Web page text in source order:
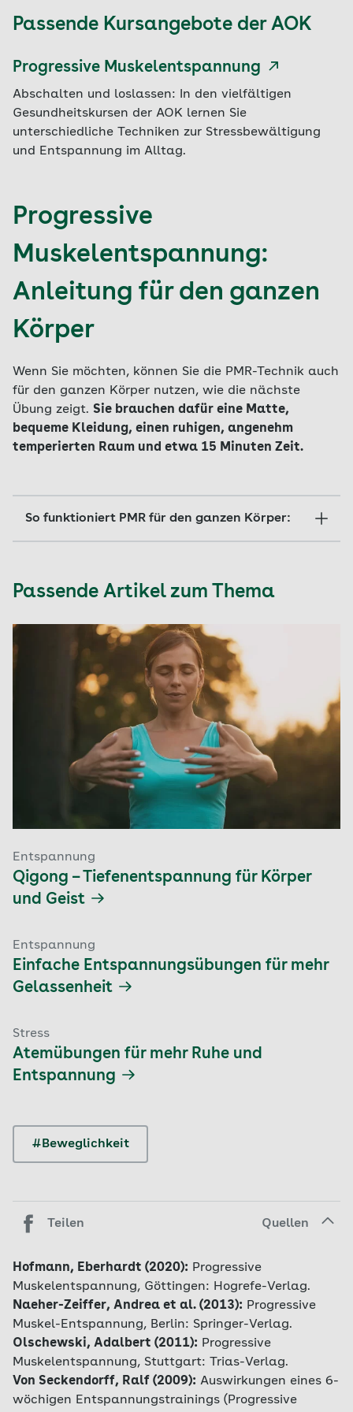
der Anspannung vorher und der jetzigen
Aufmerksamkeit bei den Muskeln, die Sie
Wenden Sie sich nun der anderen Hand zu
und verfahren Sie genauso.
Passende Kursangebote der AOK
Progressive Muskelentspannung
Abschalten und loslassen: In den vielfältigen
Gesundheitskursen der AOK lernen Sie
unterschiedliche Techniken zur Stressbewältigung
und Entspannung im Alltag.
Progressive
Muskelentspannung:
Anleitung für den ganzen
Körper
Wenn Sie möchten, können Sie die PMR-Technik auch
für den ganzen Körper nutzen, wie die nächste
Übung zeigt. Sie brauchen dafür eine Matte,
bequeme Kleidung, einen ruhigen, angenehm
temperierten Raum und etwa 15 Minuten Zeit.
So funktioniert PMR für den ganzen Körper:
sich komplett aus und kommen Sie in Ruhe
an. Nehmen Sie die Spannung aus dem
Lenken Sie Ihre Aufmerksamkeit auf Ihre
dominante Hand und Ihren dominanten
Arm.Ballen Sie die Hand zur Faust und
bringen Sie die Faust in Richtung Schulter.
Spannen Sie den gesamten Arm maximal an.
Halten Sie die Anspannung für fünf bis
sieben Sekunden, danach lösen Sie sie
schlagartig auf und lassen den Arm zurück
auf die Unterlage sinken. Einen Moment
Arm.Ballen Sie die Hand zur Faust, der Arm
bewegt sich Richtung Schulter. Spannen Sie
für fünf bis sieben Sekunden den kompletten
Spüren Sie kurz nach.
Fokussieren Sie sich nun auf Ihr Gesicht.
zusammenkneifen, Nase rümpfen, Zähne
zusammenbeißen und die Lippen
schlagartig los. Spüren Sie, wie Ihre
Gesichtszüge ganz sanft und entspannt
Sie Ihr Kinn in Richtung Brust, sodass Sie
anheben. Gehen Sie jetzt in die maximale
Anspannung der Nackenmuskulatur. Halten
Sie die Anspannung für fünf bis sieben
Sekunden. Dann loslassen und den Kopf in
Richtung Matte zurücksinken lassen. Kurz
nachspüren.
Richten Sie Ihre Aufmerksamkeit jetzt auf
Ihre Schultern und den oberen Rücken.
Passende Artikel zum Thema
Entspannung
Qigong – Tiefenentspannung für Körper
und Geist
Entspannung
Einfache Entspannungsübungen für mehr
Gelassenheit
Stress
Atemübungen für mehr Ruhe und
Entspannung
#Beweglichkeit
Teilen Quellen
Hofmann, Eberhardt (2020): Progressive
Muskelentspannung, Göttingen: Hogrefe-Verlag.
Naeher-Zeiffer, Andrea et al. (2013): Progressive
Muskel-Entspannung, Berlin: Springer-Verlag.
Olschewski, Adalbert (2011): Progressive
Muskelentspannung, Stuttgart: Trias-Verlag.
Von Seckendorff, Ralf (2009): Auswirkungen eines 6-
wöchigen Entspannungstrainings (Progressive